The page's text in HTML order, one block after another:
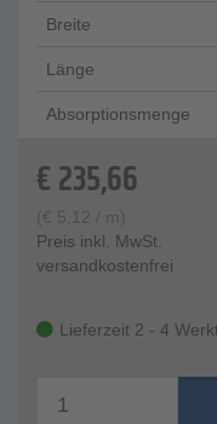
Breite
Länge
Absorptionsmenge
€235,66
(€ 5,12 / m)
Preis inkl. MwSt.
versandkostenfrei
Lieferzeit 2 - 4